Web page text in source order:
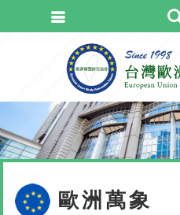
歐洲萬象
會員登
加入
忘記